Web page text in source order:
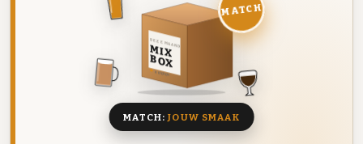
DEZE MAAND
MIX
BOX
8 BIEREN
MATCH
MATCH:JOUW SMAAK